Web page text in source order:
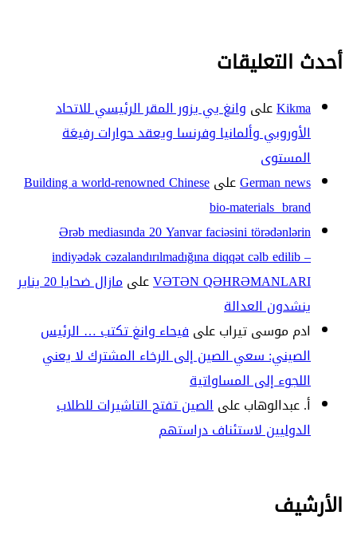
أحدث التعليقات
Kikmaعلى وانغ يي يزور المقر الرئيسي للاتحاد
الأوروبي وألمانيا وفرنسا ويعقد حوارات رفيعَة
المستوى
German newsعلىBuilding a world-renowned Chinese
bio-materials brand
Ərəb mediasında 20 Yanvar faciəsini törədənlərin
indiyədək cəzalandırılmadığına diqqət cəlb edilib –
VƏTƏN QƏHRƏMANLARIعلى
مازال ضحايا 20 يناير
ينشدون العدالة
ادم موسى تيرابعلىفيحاء وانغ تكتب … الرئيس
الصيني: سعي الصين إلى الرخاء المشترك لا يعني
اللجوء إلى المساواتية
أ. عبدالوهابعلىالصين تفتح التاشيرات للطلاب
الدوليين لاستئناف دراستهم
الأرشيف